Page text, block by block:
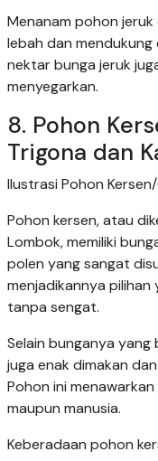
Menanam pohon
lebah dan
nektar bunga jeruk
menyegarkan.
8. Pohon
Trigona dan
Ilustrasi Pohon
Pohon kersen, atau
Lombok, memiliki
polen yang sangat
menjadikannya
tanpa sengat.
Selain bunganya
juga enak dimakan
Pohon ini
maupun manusia.
Keberadaan pohon